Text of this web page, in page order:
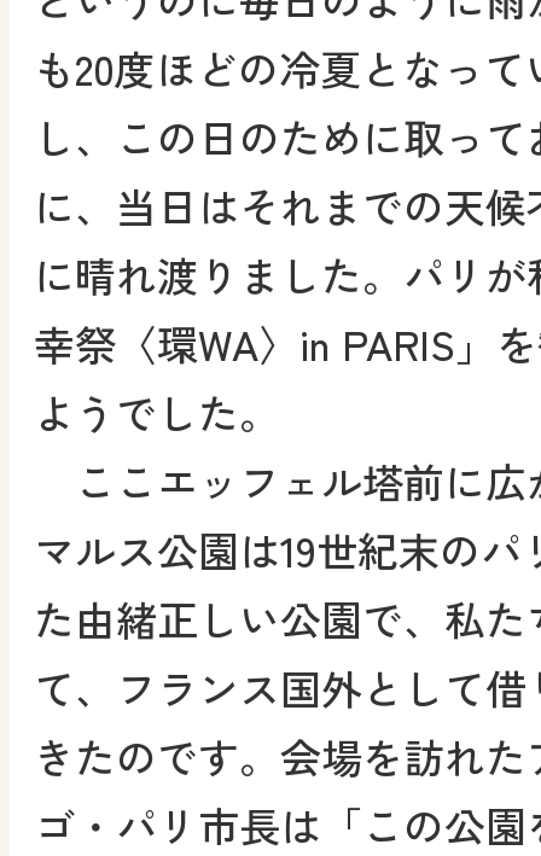
も20度ほどの冷夏となっ
し、この日のために取っ
に、当日はそれまでの天
に晴れ渡りました。パリ
幸祭〈環WA〉in PARIS」
ようでした。
ここエッフェル塔前に広
マルス公園は19世紀末の
た由緒正しい公園で、私
て、フランス国外として
きたのです。会場を訪れ
ゴ・パリ市長は「この公